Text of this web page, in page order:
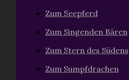
Zum Seepferd
Zum Singenden Bären
Zum Stern des Südens
Zum Sumpfdrachen